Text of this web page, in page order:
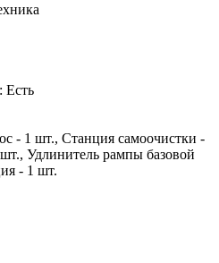
Есть
- 1 шт., Станция самоочистки -
Удлинитель рампы базовой
- 1 шт.